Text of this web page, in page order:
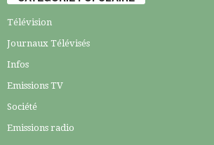
Télévision
Journaux Télévisés
Infos
Emissions TV
Société
Emissions radio